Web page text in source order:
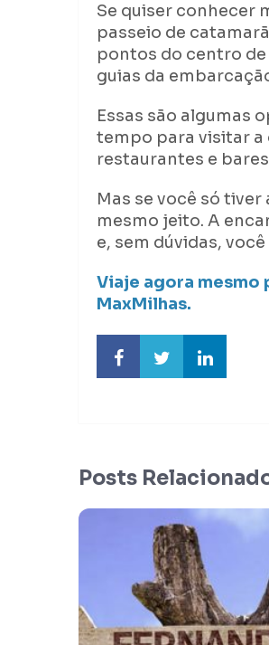
Se quiser conhecer
passeio de
pontos do centro
guias da
Essas são algumas
tempo para visitar a
restaurantes e
Mas se você só tiver
mesmo jeito. A
e, sem dúvidas,
Viaje agora mesmo
MaxMilhas.
Posts